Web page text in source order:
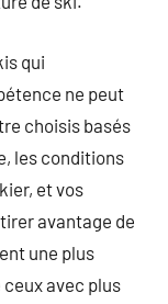
qui
ne peut
choisis basés
les conditions
et vos
avantage de
une plus
avec plus